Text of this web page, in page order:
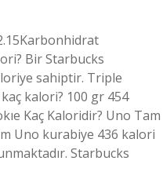
Bir Starbucks
sahiptir. Triple
kalori? 100 gr 454
Kaç Kaloridir? Uno Tam
Uno kurabiye 436 kalori
Starbucks